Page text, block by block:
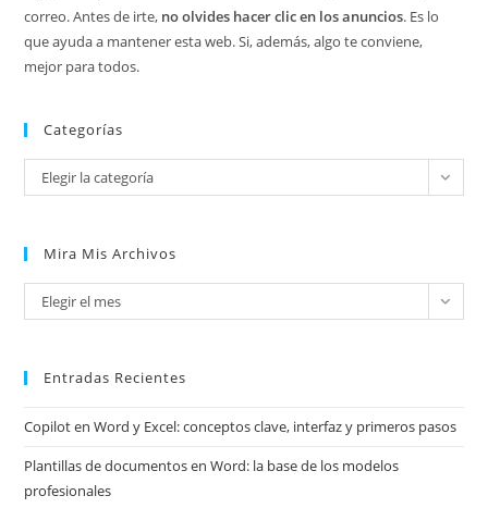
correo. Antes de irte, no olvides hacer clic en los anuncios. Es lo
que ayuda a mantener esta web. Si, además, algo te conviene,
mejor para todos.
Categorías
Categorías
Elegir la categoría
Mira Mis Archivos
Mira
mis
Elegir el mes
Entradas Recientes
Copilot en Word y Excel: conceptos clave, interfaz y primeros pasos
Plantillas de documentos en Word: la base de los modelos
profesionales